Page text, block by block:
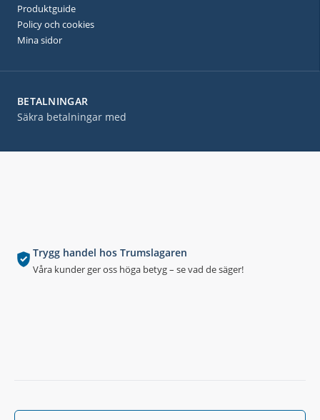
Trygg handel hos Trumslagaren
Våra kunder ger oss höga betyg – se vad de säger!
BETALNINGAR
Säkra betalningar med
Produktguide
Policy och cookies
Mina sidor